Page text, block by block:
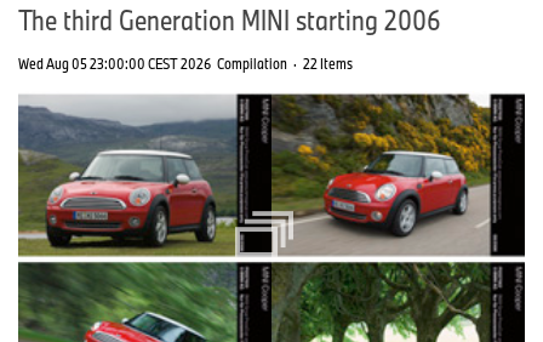
The third Generation MINI starting 2006
Wed Aug 05 23:00:00 CEST 2026 Compilation · 22 Items